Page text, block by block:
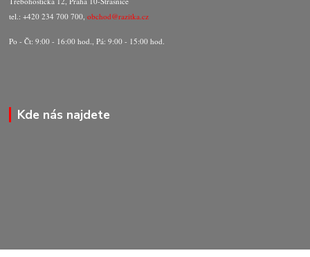
tel.: +420 234 700 700,obchod@razitka.cz
Po - Čt: 9:00 - 16:00 hod., Pá: 9:00 - 15:00 hod.
Kde nás najdete